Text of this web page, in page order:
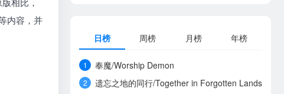
内容，并
日榜 周榜 月榜 年榜
1 奉魔/Worship Demon
2 遗忘之地的同行/Together in Forgotten Lands